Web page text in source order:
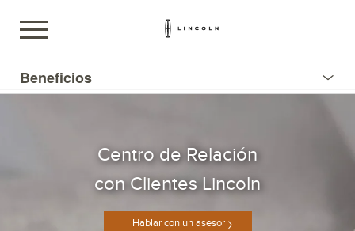
Beneficios
Centro de Relación
con Clientes Lincoln
Hablar con un asesor